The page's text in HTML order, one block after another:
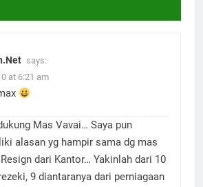
says:
at 6:21 am
Mas Vavai… Saya pun
alasan yg hampir sama dg mas
dari Kantor… Yakinlah dari 10